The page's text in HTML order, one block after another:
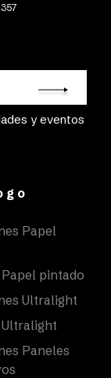
y eventos
Papel
pintado
Ultralight
Paneles